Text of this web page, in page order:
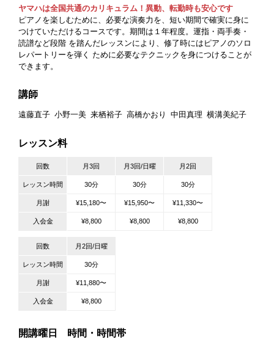
ヤマハは全国共通のカリキュラム！異動、転勤時も安心です
ピアノを楽しむために、必要な演奏力を、短い期間で確実に身に
つけていただけるコースです。期間は１年程度。運指・両手奏・
読譜など段階 を踏んだレッスンにより、修了時にはピアノのソロ
レパートリーを弾く ために必要なテクニックを身につけることが
できます。
講師
遠藤直子 小野一美 来栖裕子 高橋かおり 中田真理 横溝美紀子
レッスン料
回数 月3回 月3回/日曜 月2回
レッスン時間 30分 30分 30分
月謝 ¥15,180〜 ¥15,950〜 ¥11,330〜
入会金 ¥8,800 ¥8,800 ¥8,800
回数 月2回/日曜
レッスン時間 30分
月謝 ¥11,880〜
入会金 ¥8,800
開講曜日 時間・時間帯